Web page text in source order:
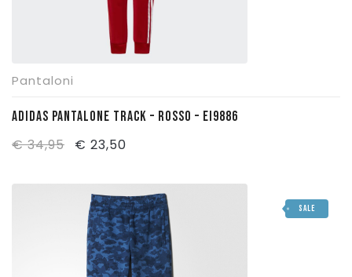
Pantaloni
ADIDAS PANTALONE TRACK – ROSSO – EI9886
€34,95
Il
originale
era:
€ 34,95.
€ 23,50
attuale
è:
€ 23,50.
SALE